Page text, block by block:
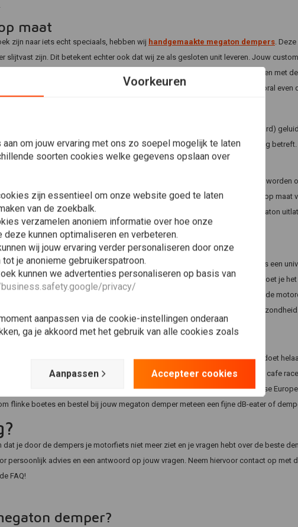
maat
zijn naar iets echt speciaals, hebben wij handgemaakte megaton dempers.
slijtvast zijn. Dit betekent echter ook dat wij ze als gesloten unit leveren. Jouw
wat demperwol en bij voorkeur ook van een dB-killer. Doordat deze RVS-uitlaten met
standaard megaton dempers. Laat je hierdoor niet afschrikken en lees vooral even
vinden het natuurlijk het mooist wanneer hun custom motor een lekker (hard)
fijn vinden. Om deze reden bieden wij ook vele opties wat de geluid demping betreft.
geluid van je megaton uitlaat te dempen, is door middel van dB-killers. Deze worden
Wij hebben verschillende varianten in het assortiment, zoals dB-killers die op maat
killers speciaal voor megaton dempers! De laatste zijn ideaal voor onze megaton
je namelijk zelf kiezen hoeveel geluid je wil toelaten.
demperwol
megaton uitlaat te dempen is metdemperwol
, ook wel dempervulling. Dit is een
buiten de wereld van de motorfietsen. Bij het plaatsen van demperwol moet je
inpakken met de dempervulling. Plaats het binnenwerk hierna weer terug in de
bij voorkeur handschoenen en een stofmasker ter bescherming van je
basis, waardoor het zeer prikkelbaar voor je huid, ogen en longen kan zijn.
demping
het harde geluid van motordempers goed weten te waarderen, doet
ontwerp uit de jaren ‘50: een tijd waarin je nog lekker lawaai kon maken met je cafe
aangenaam te houden, mag het geluid van een motor volgens hedendaagse
flinke boetes en bestel bij jouw megaton demper meteen een fijne dB-eater of
dat je door de dempers je motorfiets niet meer ziet en je vragen hebt over de beste
persoonlijk advies en een antwoord op jouw vragen. Neem hiervoor contact op met
FAQ!
demper?
Voorkeuren
om jouw ervaring met ons zo soepel mogelijk te laten
soorten cookies welke gegevens opslaan over
zijn essentieel om onze website goed te laten
van de zoekbalk.
verzamelen anoniem informatie over hoe onze
kunnen optimaliseren en verbeteren.
wij jouw ervaring verder personaliseren door onze
je anonieme gebruikerspatroon.
kunnen we advertenties personaliseren op basis van
privacy/
aanpassen via de cookie-instellingen onderaan
ga je akkoord met het gebruik van alle cookies zoals
Aanpassen Accepteer cookies